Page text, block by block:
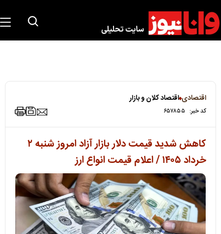
اقتصادی اقتصاد کلان و بازار
کد خبر: ۶۵۷۸۵۵
کاهش شدید قیمت دلار بازار آزاد امروز شنبه ۲
خرداد ۱۴۰۵ / اعلام قیمت انواع ارز